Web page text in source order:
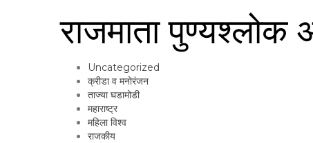
राजमाता पुण्यश्लोक
Uncategorized
क्रीडा व मनोरंजन
ताज्या घडामोडी
महाराष्ट्र
महिला विश्व
राजकीय